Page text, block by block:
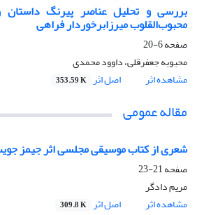
بررسی و تحلیل عناصر پیرنگ داستان
محبوب‌القلوب میرزابرخوردار فراهی
صفحه6-20
محبوبه جعفرقلی، داوود محمدی
مشاهده اثر
اصل اثر 353.59 K
مقاله عمومی
شعری از کتاب موسیقی مجلسی اثر جیمز
صفحه21-23
مریم دادگر
مشاهده اثر
اصل اثر 309.8 K